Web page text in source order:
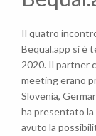
Il quatro
Bequal.app si è
2020. Il partner
meeting erano
Slovenia,
ha presentato
avuto la